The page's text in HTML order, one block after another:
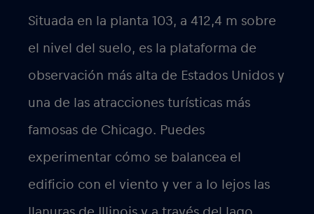
Situada en la planta 103, a 412,4 m sobre
el nivel del suelo, es la plataforma de
observación más alta de Estados Unidos y
una de las atracciones turísticas más
famosas de Chicago. Puedes
experimentar cómo se balancea el
edificio con el viento y ver a lo lejos las